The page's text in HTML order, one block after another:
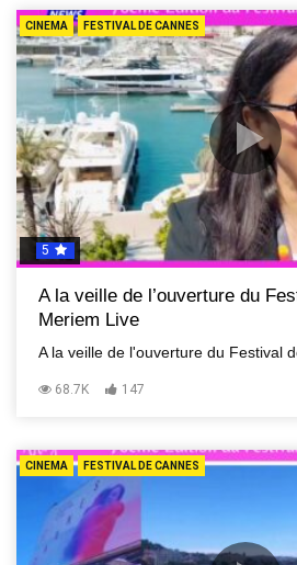
CINEMA FESTIVAL DE CANNES
5
A la veille de l’ouverture du
Meriem Live
A la veille de l'ouverture du Festival
68.7K 147
CINEMA FESTIVAL DE CANNES